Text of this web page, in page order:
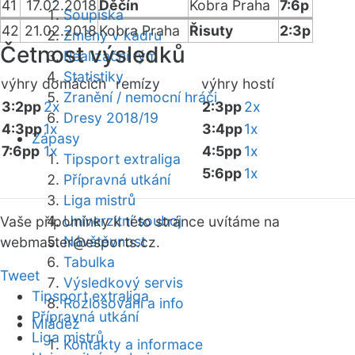
Soupiska
Změny v kádru
Realizační tým
Statistiky
Zranění / nemocní hráči
Dresy 2018/19
Zápasy
Tipsport extraliga
Přípravná utkání
Liga mistrů
Univerzitní souboj
Návštěvnost
Tabulka
Výsledkový servis
Rozlosování a info
Mládež
Kontakty a informace
41
17.02.2018 Děčín Kobra Praha
7:6p
42 21.02.2018Kobra Praha Řisuty 2:3p
Četnost výsledků
výhry domácíchremízy výhry hostí
3:2pp2x
4:3pp1x
7:6pp 1x
2:3pp2x
3:4pp1x
4:5pp1x
5:6pp1x
Vaše připomínky k této stránce uvítáme na
webmaster@esports.cz.
Tweet
Tipsport extraliga
Přípravná utkání
Liga mistrů